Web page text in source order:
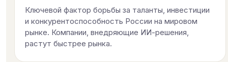
Ключевой фактор борьбы за таланты, инвестиции
и конкурентоспособность России на мировом
рынке. Компании, внедряющие ИИ-решения,
растут быстрее рынка.